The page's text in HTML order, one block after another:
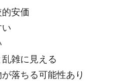
安価
雑に見える
落ちる可能性あり